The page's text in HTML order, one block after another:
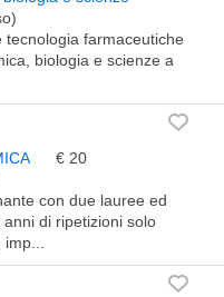
tecnologia farmaceutiche
biologia e scienze a
€ 20
con due lauree ed
di ripetizioni solo